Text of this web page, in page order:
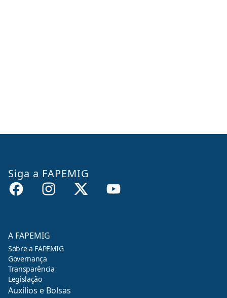
Siga a FAPEMIG
A FAPEMIG
Sobre a FAPEMIG
Governança
Transparência
Legislação
Auxílios e Bolsas